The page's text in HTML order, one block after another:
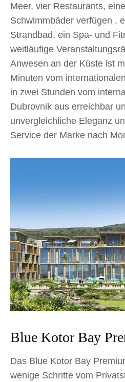
Meer, vier Restaurants,
Schwimmbäder verfügen ,
Strandbad, ein Spa- und
weitläufige
Anwesen an der Küste ist
Minuten vom
in zwei Stunden vom
Dubrovnik aus erreichbar
unvergleichliche Eleganz
Service der Marke nach
Blue Kotor Bay
Das Blue Kotor Bay
wenige Schritte vom